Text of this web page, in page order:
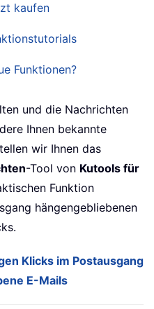
kaufen
Funktionen?
und die Nachrichten
Ihnen bekannte
wir Ihnen das
-Tool von Kutools für
Funktion
hängengebliebenen
Klicks im Postausgang
E-Mails